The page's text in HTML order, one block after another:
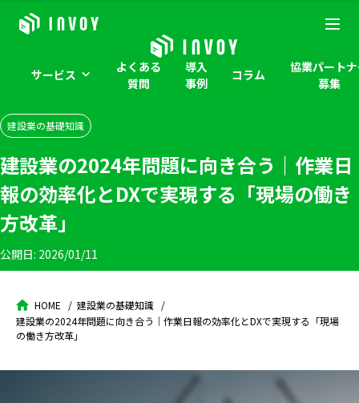
サービス
よくある
質問
導入
事例
コラム
協業パート
募集
建設業の基礎知識
建設業の2024年問題に向き合う｜作業日
報の効率化とDXで実現する「現場の働き
方改革」
公開日: 2026/01/11
HOME
建設業の基礎知識
建設業の2024年問題に向き合う｜作業日報の効率化とDXで実現する「現場
の働き方改革」